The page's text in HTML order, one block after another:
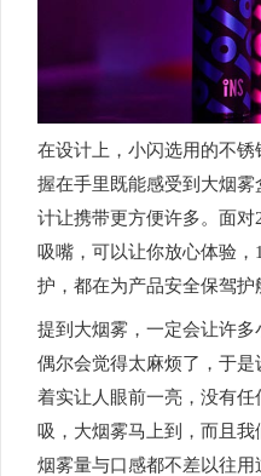
在设计上，小闪选用的不锈
握在手里既能感受到大烟
计让携带更方便许多。面
吸嘴，可以让你放心体验
护，都在为产品安全保驾护
提到大烟雾，一定会让许
偶尔会觉得太麻烦了，于
着实让人眼前一亮，没有
吸，大烟雾马上到，而且我
烟雾量与口感都不差以往用